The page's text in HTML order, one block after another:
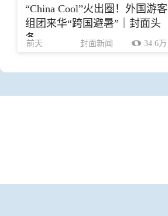
“China Cool”火出圈！外国游客
组团来华“跨国避暑”｜封面头
条
前天 封面新闻 34.6万